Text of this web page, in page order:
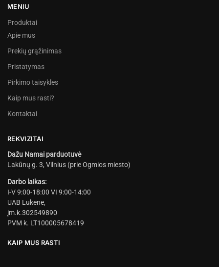
MENIU
Produktai
Apie mus
Prekių grąžinimas
Pristatymas
Pirkimo taisykles
Kaip mus rasti?
Kontaktai
REKVIZITAI
Dažu Namai parduotuvė
Lakūnų g. 3, Vilnius (prie Ogmios miesto)
Darbo laikas:
I-V 9:00-18:00 VI 9:00-14:00
UAB Lukene,
įm.k.302549890
PVM k. LT100005678419
KAIP MUS RASTI